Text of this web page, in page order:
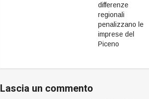
differenze
regionali
penalizzano le
imprese del
Piceno
Lascia un commento